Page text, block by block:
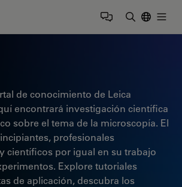
Logo
de conocimiento de Leica
encontrará investigación científica
sobre el tema de la microscopía. El
profesionales
científicos por igual en su trabajo
Explore tutoriales
de aplicación, descubra los